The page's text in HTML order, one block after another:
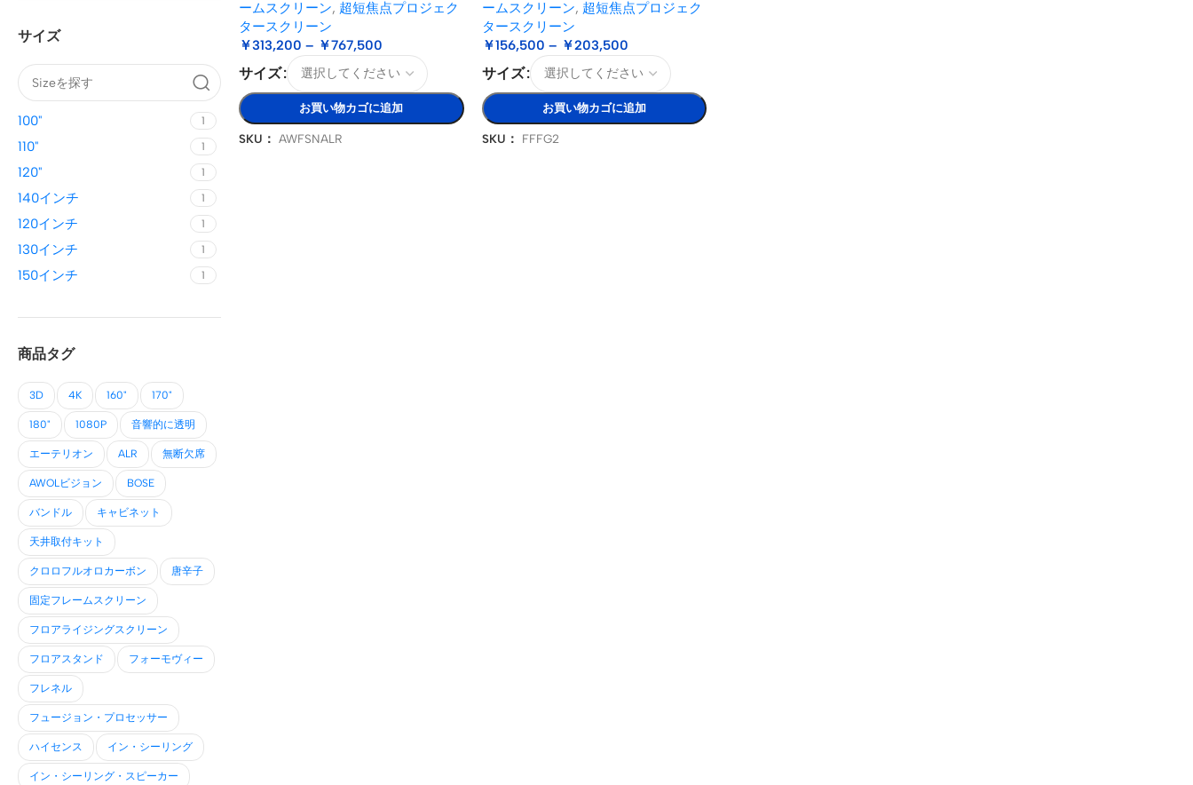
サイズ
100" 1
110" 1
120" 1
140インチ 1
120インチ 1
130インチ 1
150インチ 1
商品タグ
3D 4K 160" 170"
180" 1080P 音響的に透明
エーテリオン ALR 無断欠席
AWOLビジョン BOSE
バンドル キャビネット
天井取付キット
クロロフルオロカーボン 唐辛子
固定フレームスクリーン
フロアライジングスクリーン
フロアスタンド フォーモヴィー
フレネル
フュージョン・プロセッサー
ハイセンス イン・シーリング
イン・シーリング・スピーカー
ームスクリーン, 超短焦点プロジェク
タースクリーン
￥313,200 – ￥767,500
サイズ
お買い物カゴに追加
SKU： AWFSNALR
ームスクリーン, 超短焦点プロジェク
タースクリーン
￥156,500 – ￥203,500
サイズ
お買い物カゴに追加
SKU： FFFG2